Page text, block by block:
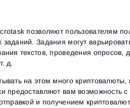
позволяют пользователям
Задания могут
текстов, проведения
д.
на этом много
предоставляют вам возможность
и получением